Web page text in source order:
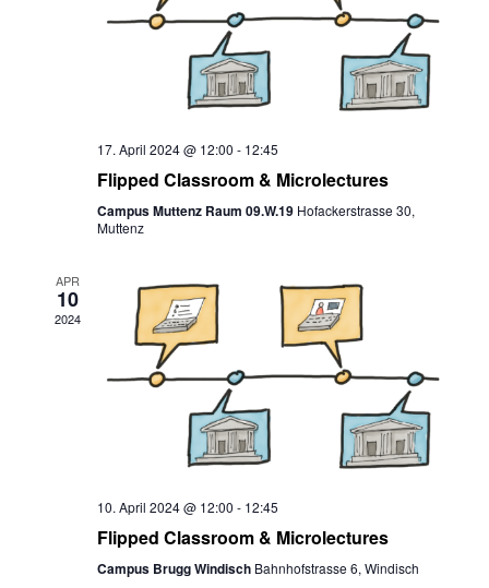
17. April 2024 @ 12:00 - 12:45
Flipped Classroom & Microlectures
Campus Muttenz Raum 09.W.19 Hofackerstrasse 30,
Muttenz
APR
10
2024
10. April 2024 @ 12:00 - 12:45
Flipped Classroom & Microlectures
Campus Brugg Windisch Bahnhofstrasse 6, Windisch